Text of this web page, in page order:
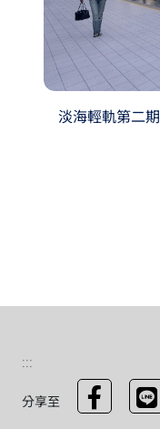
淡海輕軌第二
:::
分享至